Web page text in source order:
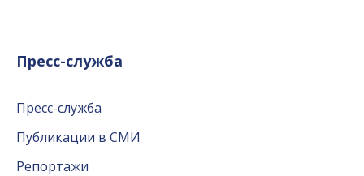
Пресс-служба
Пресс-служба
Публикации в СМИ
Репортажи